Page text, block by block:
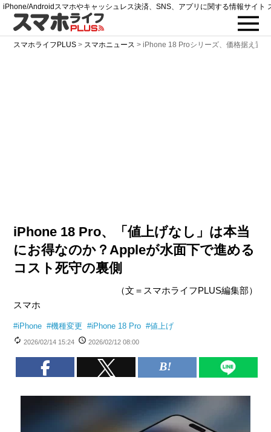
iPhone/Androidスマホやキャッシュレス決済、SNS、アプリに関する情報サイト
スマホライフPLUS > スマホニュース >iPhone 18 Proシリーズ、価格据え置
iPhone 18 Pro、「値上げなし」は本当
にお得なのか？Appleが水面下で進める
コスト死守の裏側
（文＝スマホライフPLUS編集部）
スマホ
#iPhone #機種変更 #iPhone 18 Pro #値上げ
2026/02/14 15:24 2026/02/12 08:00